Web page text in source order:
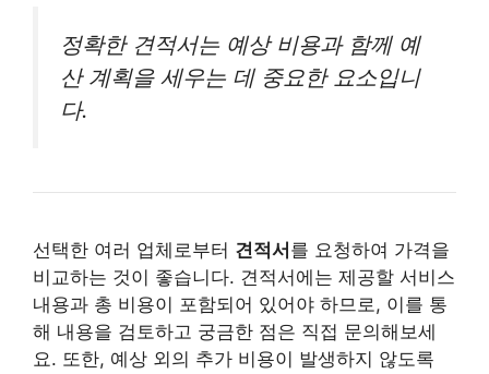
정확한 견적서는 예상 비용과 함께 예
산 계획을 세우는 데 중요한 요소입니
다.
선택한 여러 업체로부터 견적서 를 요청하여 가격을
비교하는 것이 좋습니다. 견적서에는 제공할 서비스
내용과 총 비용이 포함되어 있어야 하므로, 이를 통
해 내용을 검토하고 궁금한 점은 직접 문의해보세
요. 또한, 예상 외의 추가 비용이 발생하지 않도록